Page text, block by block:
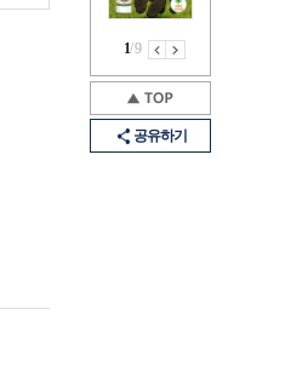
1/9
공유하기